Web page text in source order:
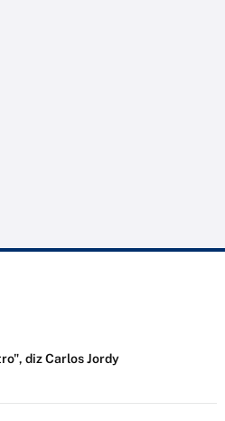
diz Carlos Jordy